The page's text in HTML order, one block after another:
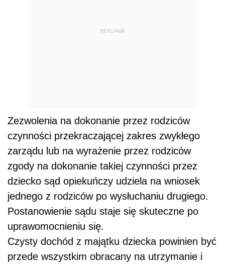
REKLAMA
Zezwolenia na dokonanie przez rodziców
czynności przekraczającej zakres zwykłego
zarządu lub na wyrażenie przez rodziców
zgody na dokonanie takiej czynności przez
dziecko sąd opiekuńczy udziela na wniosek
jednego z rodziców po wysłuchaniu drugiego.
Postanowienie sądu staje się skuteczne po
uprawomocnieniu się.
Czysty dochód z majątku dziecka powinien być
przede wszystkim obracany na utrzymanie i